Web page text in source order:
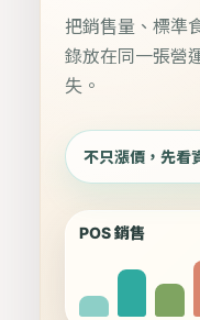
把銷售量、標準
錄放在同一張營
失。
不只漲價，先看
POS 銷售